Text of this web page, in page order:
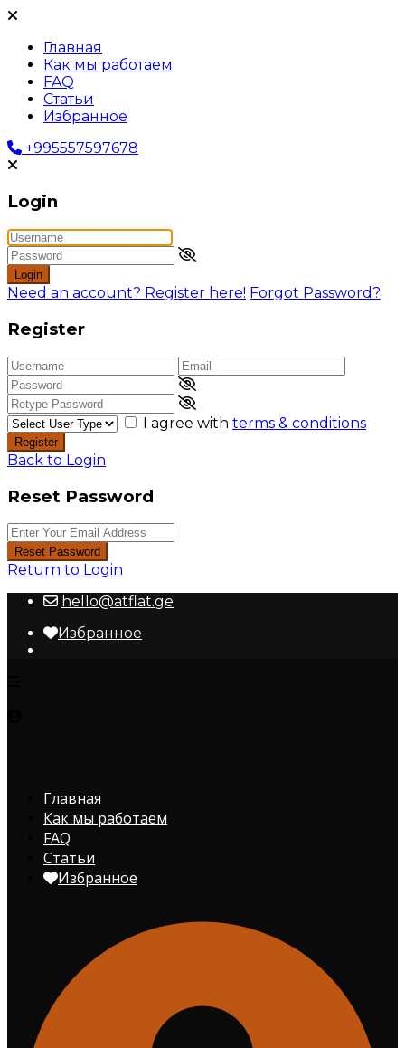
Главная
Как мы работаем
FAQ
Статьи
Избранное
+995557597678
Login
Login
Need an account? Register here! Forgot Password?
Register
I agree with terms & conditions
Register
Back to Login
Reset Password
Reset Password
Return to Login
hello@atflat.ge
Избранное
Главная
Как мы работаем
FAQ
Статьи
Избранное